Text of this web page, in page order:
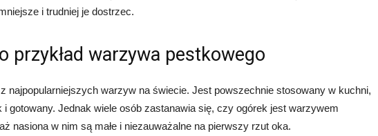
i trudniej je dostrzec.
przykład warzywa pestkowego
najpopularniejszych warzyw na świecie. Jest powszechnie stosowany w kuchni,
i gotowany. Jednak wiele osób zastanawia się, czy ogórek jest warzywem
nasiona w nim są małe i niezauważalne na pierwszy rzut oka.